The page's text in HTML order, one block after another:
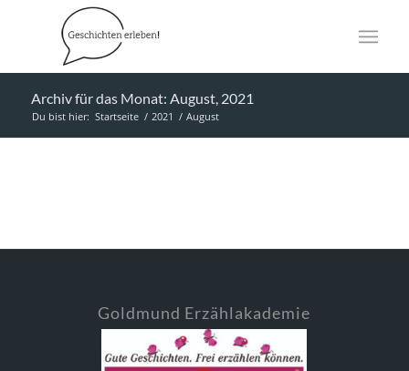
Archiv für das Monat: August, 2021
Du bist hier: Startseite / 2021 / August
Goldmund Erzählakademie